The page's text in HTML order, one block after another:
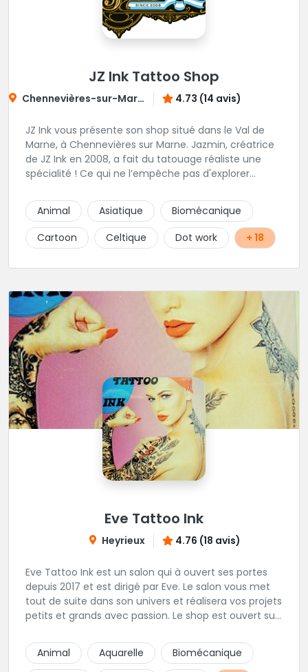
JZ Ink Tattoo Shop
Chennevières-sur-Marne 4.73 (14 avis)
JZ Ink vous présente son shop situé dans le Val de
Marne, à Chennevières sur Marne. Jazmin, créatrice
de JZ Ink en 2008, a fait du tatouage réaliste une
spécialité ! Ce qui ne l’empêche pas d'explorer
finesse dans ses traits. A ses côtés, ses acolytes Otis
& Scylla sauront donner vie a vos projets
personnalisés et s'épanouissent dans un style
mêlant japonais, cartoon et illustrations. Sur place et
sympathique !
Animal Asiatique
Biomécanique
Cartoon
Celtique Dot work + 18
Eve Tattoo Ink
Heyrieux 4.76 (18 avis)
Eve Tattoo Ink est un salon qui à ouvert ses portes
depuis 2017 et est dirigé par Eve. Le salon vous met
tout de suite dans son univers et réalisera vos projets
petits et grands avec passion. Le shop est ouvert sur
Joignable par SMS pour toutes demande de RDV
Animal Aquarelle
Biomécanique